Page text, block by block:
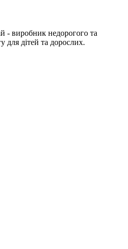
- виробник недорогого та
для дітей та дорослих.